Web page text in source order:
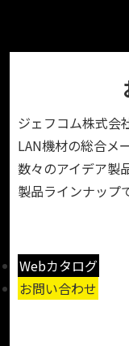
ジェフコム株式会
LAN機材の総合メ
数々のアイデア製
製品ラインナップ
Webカタログ
お問い合わせ